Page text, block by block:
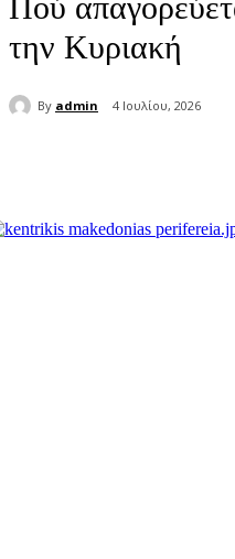
την Κυριακή
By admin 4 Ιουλίου, 2026